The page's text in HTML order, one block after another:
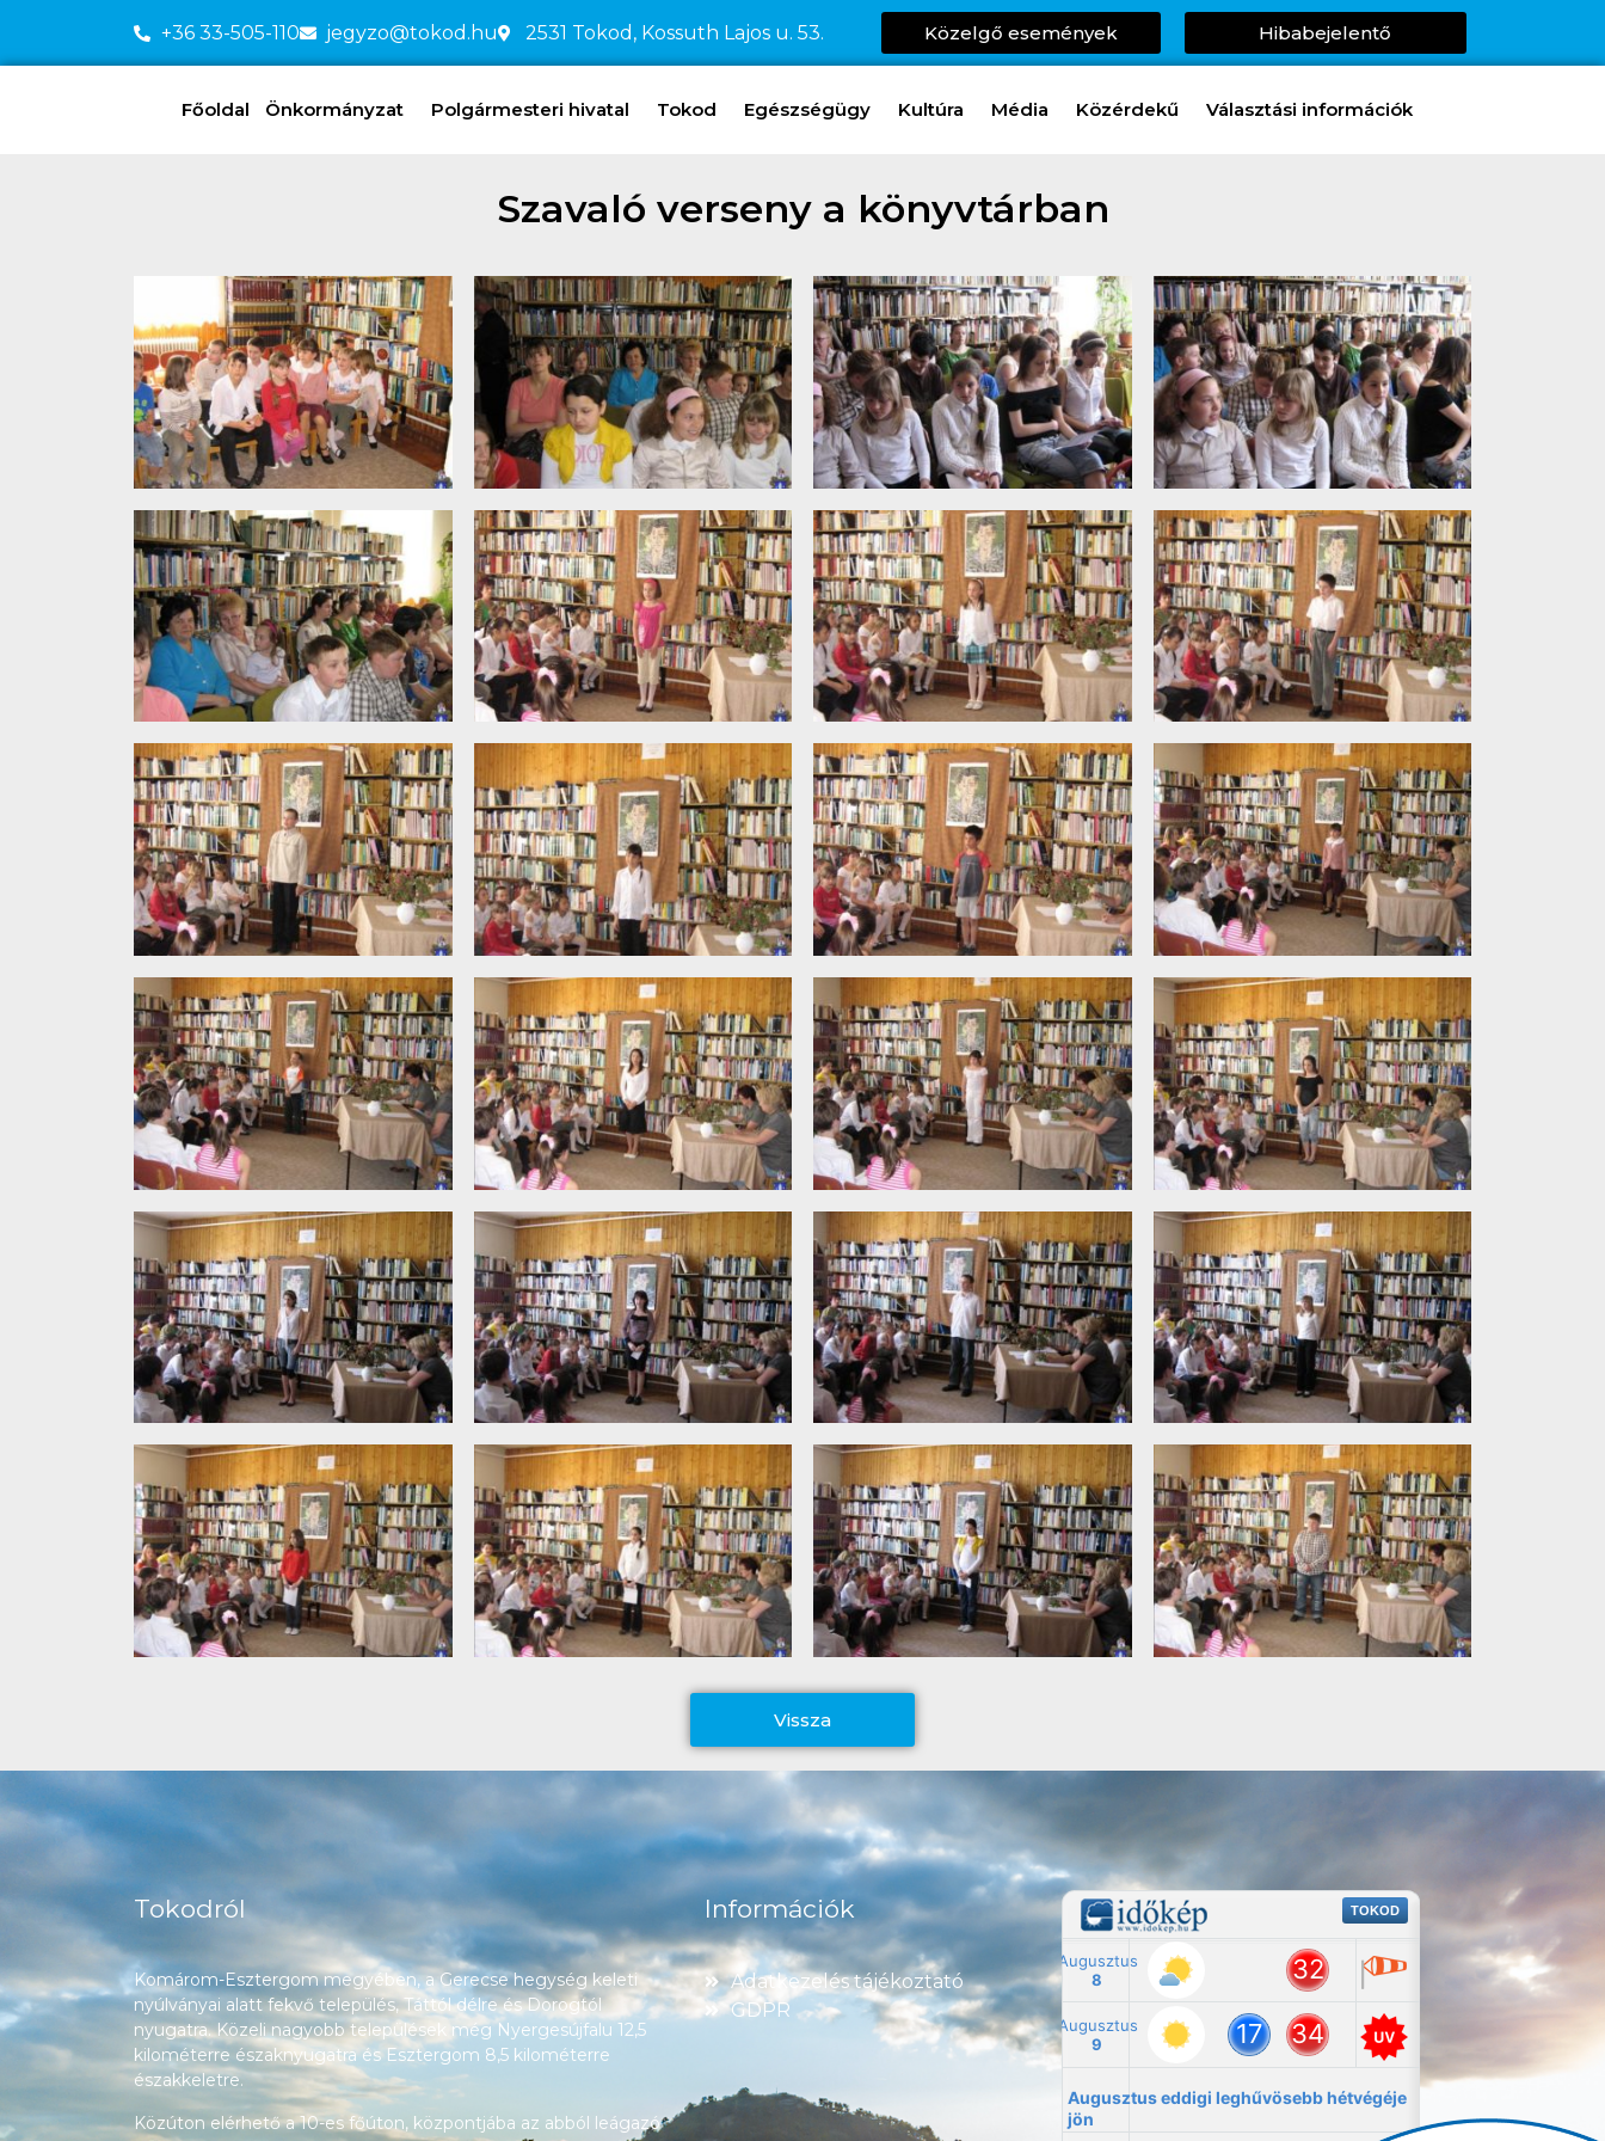
+36 33-505-110 jegyzo@tokod.hu 2531 Tokod, Kossuth Lajos u. 53. Közelgő események Hibabejelentő
Főoldal Önkormányzat Polgármesteri hivatal Tokod Egészségügy Kultúra Média Közérdekű Választási információk
Szavaló verseny a könyvtárban
Vissza
Tokodról
Komárom-Esztergom megyében, a Gerecse hegység keleti
nyúlványai alatt fekvő település, Táttól délre és Dorogtól
nyugatra. Közeli nagyobb települések még Nyergesújfalu 12,5
kilométerre északnyugatra és Esztergom 8,5 kilométerre
északkeletre.
Közúton elérhető a 10-es főúton, központjába az abból leágazó
Információk
Adatkezelés tájékoztató
GDPR